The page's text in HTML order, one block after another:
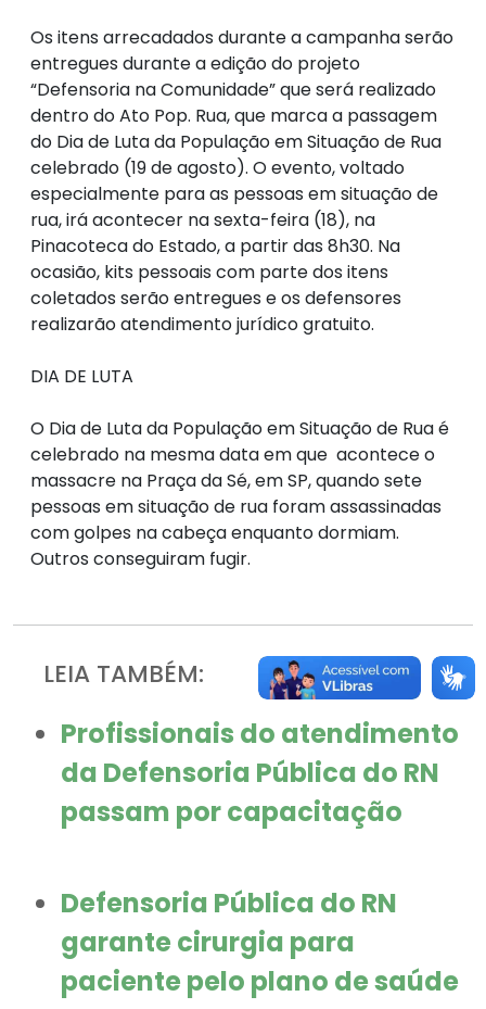
Os itens arrecadados durante a campanha serão
entregues durante a edição do projeto
“Defensoria na Comunidade” que será realizado
dentro do Ato Pop. Rua, que marca a passagem
do Dia de Luta da População em Situação de Rua
celebrado (19 de agosto). O evento, voltado
especialmente para as pessoas em situação de
rua, irá acontecer na sexta-feira (18), na
Pinacoteca do Estado, a partir das 8h30. Na
ocasião, kits pessoais com parte dos itens
coletados serão entregues e os defensores
realizarão atendimento jurídico gratuito.
DIA DE LUTA
O Dia de Luta da População em Situação de Rua é
celebrado na mesma data em que acontece o
massacre na Praça da Sé, em SP, quando sete
pessoas em situação de rua foram assassinadas
com golpes na cabeça enquanto dormiam.
Outros conseguiram fugir.
LEIA TAMBÉM:
Profissionais do atendimento
da Defensoria Pública do RN
passam por capacitação
Defensoria Pública do RN
garante cirurgia para
paciente pelo plano de saúde